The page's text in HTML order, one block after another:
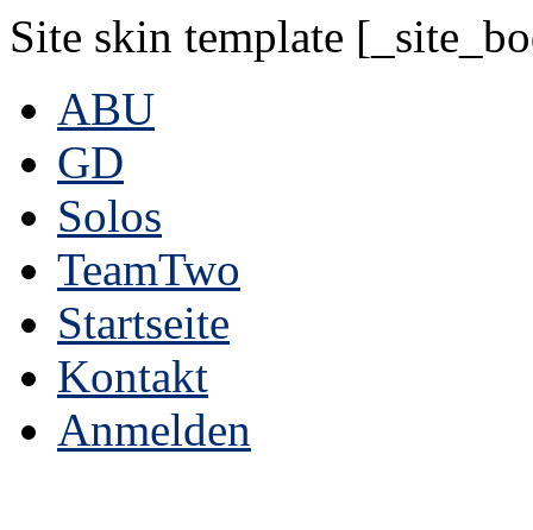
Site skin template
ABU
GD
Solos
TeamTwo
Startseite
Kontakt
Anmelden